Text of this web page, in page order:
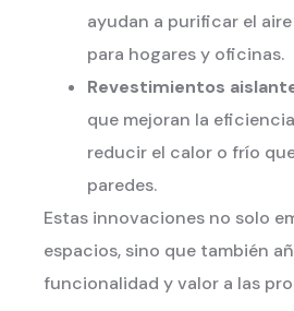
ayudan a purificar el
para hogares y oficinas.
Revestimientos
que mejoran la
reducir el calor o frío
paredes.
Estas innovaciones no solo
espacios, sino que también
funcionalidad y valor a las